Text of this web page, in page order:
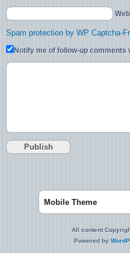
Spam protection by WP Captcha-
Notify me of follow-up comments
Mobile Theme
All content
Powered by